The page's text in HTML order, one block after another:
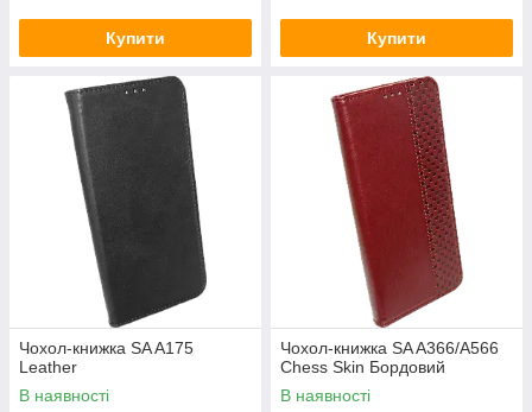
Купити Купити
Чохол-книжка SA A175
Leather
В наявності
Чохол-книжка SA A366/A566
Chess Skin Бордовий
В наявності